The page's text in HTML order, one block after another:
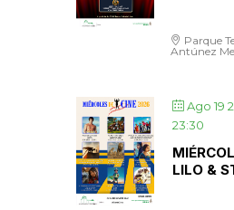
Parque
Antúnez
Ago 19
23:30
LILO &